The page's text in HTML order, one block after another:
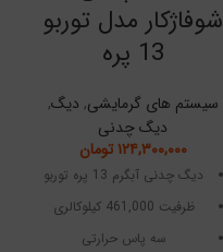
شوفاژکار مدل توربو
13 پره
سیستم های گرمایشی, دیگ,
دیگ چدنی
۱۲۴,۳۰۰,۰۰۰ تومان
دیگ چدنی آبگرم 13 پره توربو
ظرفیت 461,000 کیلوکالری
سه پاس حرارتی